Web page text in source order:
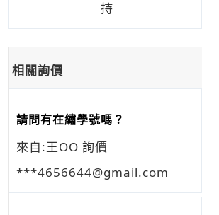
持
相關詢價
請問有在繡學號嗎？
來自:王OO 詢價
***4656644@gmail.com